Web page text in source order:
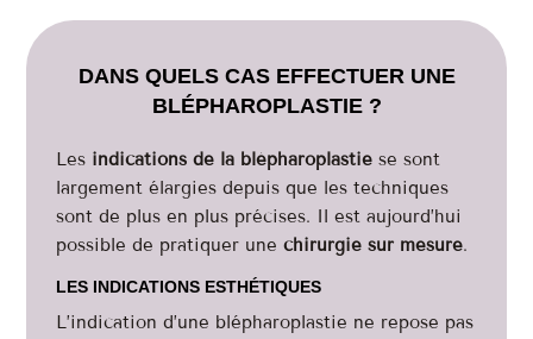
DANS QUELS CAS EFFECTUER UNE
BLÉPHAROPLASTIE ?
Les indications de la blépharoplastie se sont
largement élargies depuis que les techniques
sont de plus en plus précises. Il est aujourd’hui
possible de pratiquer unechirurgie sur mesure.
LES INDICATIONS ESTHÉTIQUES
L’indication d’une blépharoplastie ne repose pas